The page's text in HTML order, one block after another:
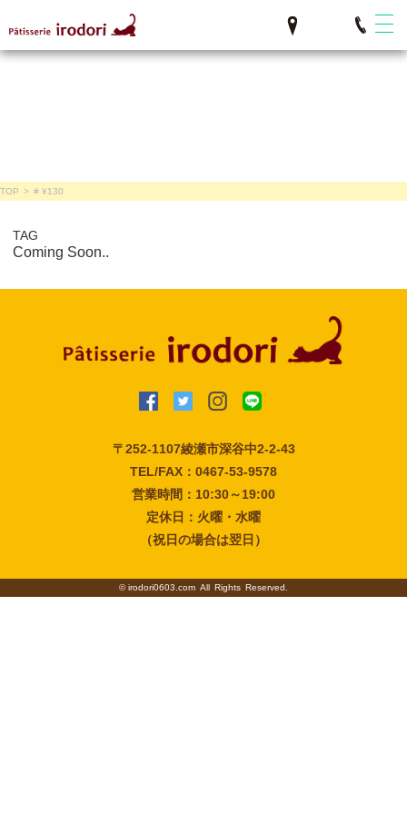
TOP > # ¥130
TAG
Coming Soon..
〒252-1107綾瀬市深谷中2-2-43
TEL/FAX：0467-53-9578
営業時間：10:30～19:00
定休日：火曜・水曜
（祝日の場合は翌日）
©irodori0603.com All Rights Reserved.